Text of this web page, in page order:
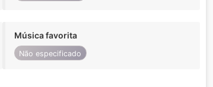
Música favorita
Não especificado